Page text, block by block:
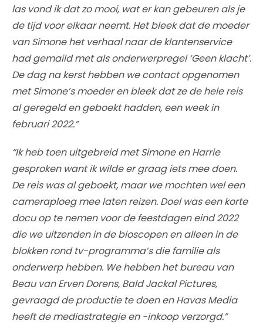
las vond ik dat zo mooi, wat er kan gebeuren als je
de tijd voor elkaar neemt. Het bleek dat de moeder
van Simone het verhaal naar de klantenservice
had gemaild met als onderwerpregel ‘Geen klacht’.
De dag na kerst hebben we contact opgenomen
met Simone’s moeder en bleek dat ze de hele reis
al geregeld en geboekt hadden, een week in
februari 2022.”
“Ik heb toen uitgebreid met Simone en Harrie
gesproken want ik wilde er graag iets mee doen.
De reis was al geboekt, maar we mochten wel een
cameraploeg mee laten reizen. Doel was een korte
docu op te nemen voor de feestdagen eind 2022
die we uitzenden in de bioscopen en alleen in de
blokken rond tv-programma’s die familie als
onderwerp hebben. We hebben het bureau van
Beau van Erven Dorens, Bald Jackal Pictures,
gevraagd de productie te doen en Havas Media
heeft de mediastrategie en -inkoop verzorgd.”